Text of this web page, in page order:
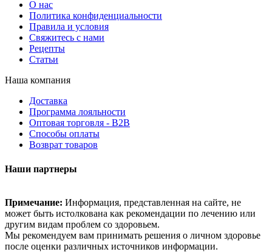
О нас
Политика конфиденциальности
Правила и условия
Свяжитесь с нами
Рецепты
Статьи
Наша компания
Доставка
Программа лояльности
Оптовая торговля - B2B
Способы оплаты
Возврат товаров
Наши партнеры
Примечание: Информация, представленная на сайте, не
может быть истолкована как рекомендации по лечению или
другим видам проблем со здоровьем.
Мы рекомендуем вам принимать решения о личном здоровье
после оценки различных источников информации.